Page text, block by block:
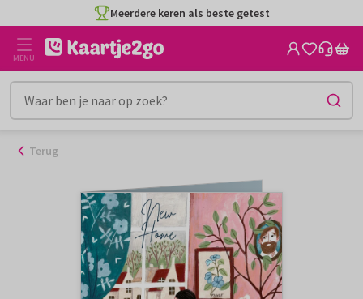
naar
inhoud
Meerdere keren als beste getest
MENU
Terug